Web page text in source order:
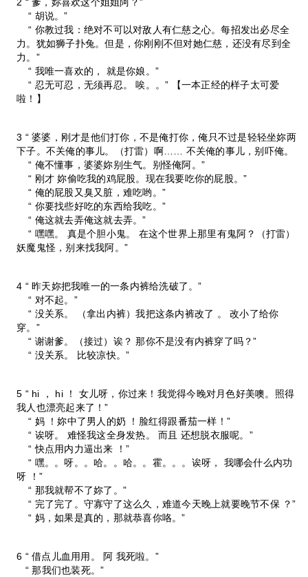
2 “ 爹，妳喜欢这个姐姐阿？”
“ 胡说。”
“ 你教过我：绝对不可以对敌人有仁慈之心。每招发出必尽全
力。犹如狮子扑兔。但是，你刚刚不但对她仁慈，还没有尽到全
力。”
“ 我唯一喜欢的， 就是你娘。”
“ 忍无可忍，无须再忍。 唉。。” 【一本正经的样子太可爱
啦！】
3 “ 婆婆，刚才是他们打你，不是俺打你，俺只不过是轻轻坐妳两
下子。不关俺的事儿。（打雷）啊…… 不关俺的事儿，别吓俺。
“ 俺不懂事，婆婆妳别生气。别怪俺阿。”
“ 刚才 妳偷吃我的鸡屁股。现在我要吃你的屁股。”
“ 俺的屁股又臭又脏，难吃哟。”
“ 你要找些好吃的东西给我吃。”
“ 俺这就去弄俺这就去弄。”
“ 嘿嘿。 真是个胆小鬼。 在这个世界上那里有鬼阿？（打雷）
妖魔鬼怪，别来找我阿。”
4 “ 昨天妳把我唯一的一条内裤给洗破了。”
“ 对不起。”
“ 没关系。 （拿出内裤）我把这条内裤改了 。 改小了给你
穿。”
“ 谢谢爹。（接过）诶？ 那你不是没有内裤穿了吗？”
“ 没关系。 比较凉快。”
5 “ hi ， hi ！ 女儿呀，你过来！我觉得今晚对月色好美噢。照得
我人也漂亮起来了！”
“ 妈 ！妳中了男人的奶 ！脸红得跟番茄一样！”
“ 诶呀。 难怪我这全身发热。 而且 还想脱衣服呢。”
“ 快点用内力逼出来 ！”
“ 嘿。。呀。。哈。。哈。。霍。。。诶呀， 我哪会什么内功
呀 ！”
“ 那我就帮不了妳了。”
“ 完了完了。守寡守了这么久，难道今天晚上就要晚节不保 ？”
“ 妈，如果是真的，那就恭喜你咯。”
6 “ 借点儿血用用。 阿 我死啦。”
“ 那我们也装死。”